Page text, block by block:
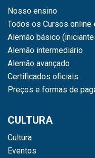
Nosso ensino
Todos os Cursos online
Alemão básico
Alemão intermediário
Alemão avançado
Certificados oficiais
Preços e formas de
CULTURA
Cultura
Eventos